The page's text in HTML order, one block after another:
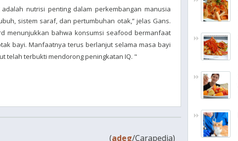
adalah nutrisi penting dalam perkembangan manusia
sistem saraf, dan pertumbuhan otak,” jelas Gans.
menunjukkan bahwa konsumsi seafood bermanfaat
bayi. Manfaatnya terus berlanjut selama masa bayi
telah terbukti mendorong peningkatan IQ. "
(adeg/Carapedia)